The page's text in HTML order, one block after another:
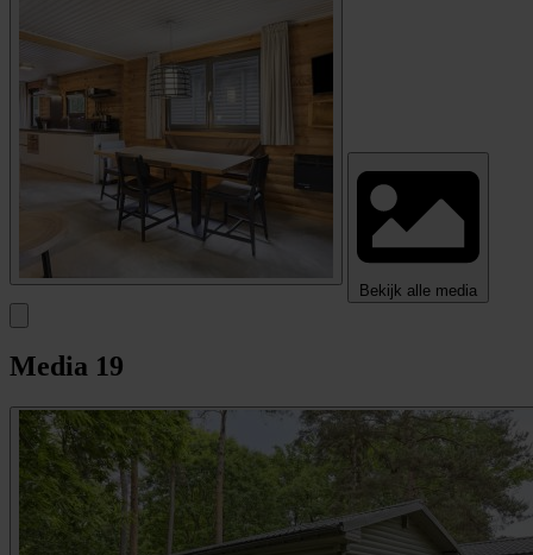
Bekijk alle media
Media 19